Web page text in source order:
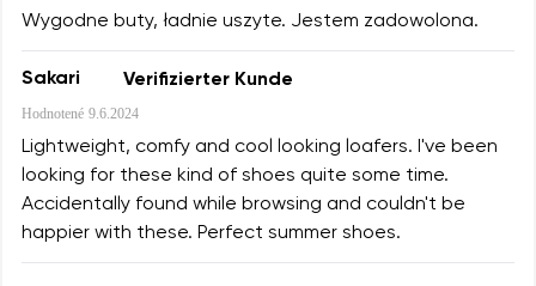
Wygodne buty, ładnie uszyte. Jestem zadowolona.
Sakari Verifizierter Kunde
Hodnotené 9.6.2024
Lightweight, comfy and cool looking loafers. I've been
looking for these kind of shoes quite some time.
Accidentally found while browsing and couldn't be
happier with these. Perfect summer shoes.